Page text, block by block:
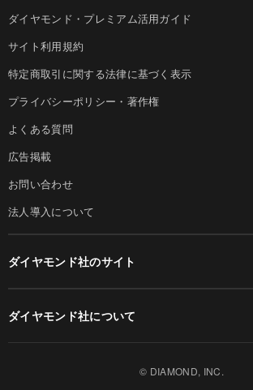
ダイヤモンド・プレミアム活用ガイド
サイト利用規約
特定商取引に関する法律に基づく表示
プライバシーポリシー・著作権
よくある質問
広告掲載
お問い合わせ
法人導入について
ダイヤモンド社のサイト
ダイヤモンド社について
© DIAMOND, INC.